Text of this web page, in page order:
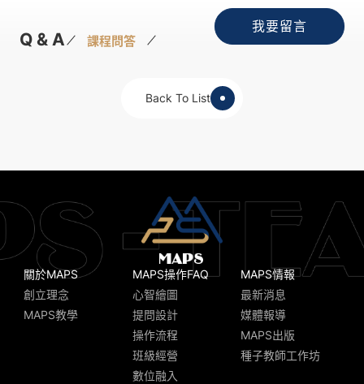
Q & A 課程問答
我要留言
Back To List
關於MAPS
創立理念
MAPS教學
MAPS操作FAQ
心智繪圖
提問設計
操作流程
班級經營
數位融入
MAPS情報
最新消息
媒體報導
MAPS出版
種子教師工作坊